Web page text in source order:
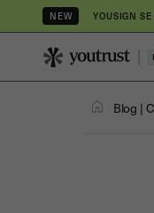
NEW YOUSIGN
Blog |